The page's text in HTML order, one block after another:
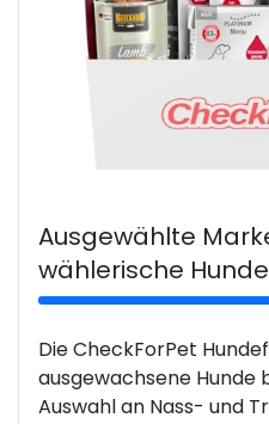
Ausgewählte
wählerische Hunde
Die CheckForPet
ausgewachsene Hunde
Auswahl an Nass- und